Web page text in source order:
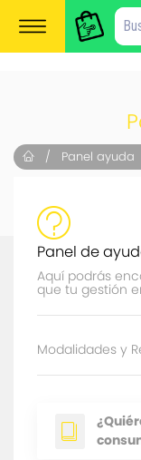
/ Panel ayuda
Panel de
Aquí podrás
que tu gestión
Modalidades y